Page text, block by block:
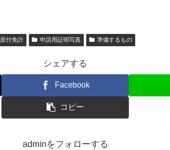
原付免許 申請用証明写真 準備するもの
シェアする
Facebook
コピー
adminをフォローする